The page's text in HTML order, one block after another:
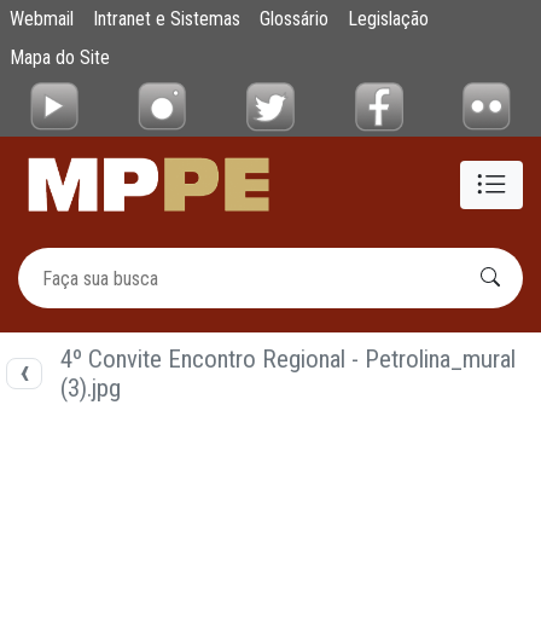
Pular para o Conteúdo principal
Documentos
Webmail Intranet e Sistemas Glossário
Legislação
Mapa do Site
4º Convite Encontro Regional - Petrolina_mural
(3).jpg